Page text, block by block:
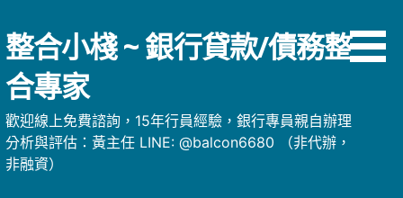
過
內
容
整合小棧 ~ 銀行貸款/債務整
合專家
歡迎線上免費諮詢，15年行員經驗，銀行專員親自辦理
分析與評估：黃主任 LINE: @balcon6680 （非代辦，
非融資）